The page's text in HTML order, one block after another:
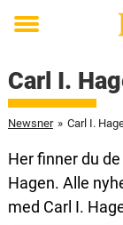
Toggle
Carl I.
Newsner » Carl I.
Her finner du
Hagen. Alle
med Carl I.